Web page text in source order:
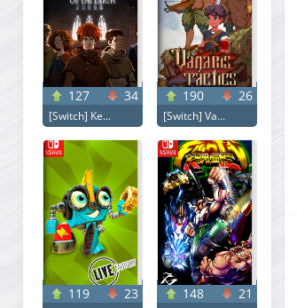
127 34
[Switch] Ke...
190 26
[Switch] Va...
119 23 148 21